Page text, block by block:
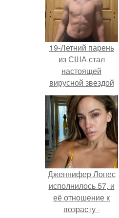
19-Летний парень
из США стал
настоящей
вирусной звездой
благодаря своему
необычному
эксперименту.
Дженнифер Лопес
исполнилось 57, и
её отношение к
возрасту -